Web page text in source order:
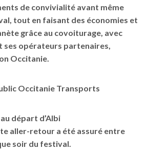
de convivialité avant même
tout en faisant des économies et
grâce au covoiturage, avec
ses opérateurs partenaires,
Occitanie.
Occitanie Transports
départ d’Albi
aller-retour a été assuré entre
soir du festival.